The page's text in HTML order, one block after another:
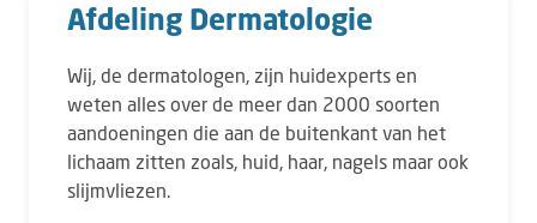
Afdeling Dermatologie
Wij, de dermatologen, zijn huidexperts en
weten alles over de meer dan 2000 soorten
aandoeningen die aan de buitenkant van het
lichaam zitten zoals, huid, haar, nagels maar ook
slijmvliezen.